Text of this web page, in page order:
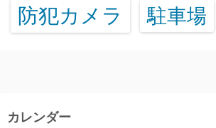
防犯カメラ 駐車場
カレンダー